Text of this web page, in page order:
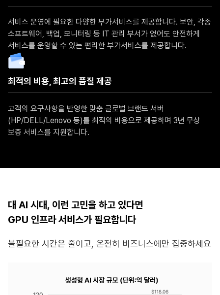
서비스 운영에 필요한 다양한 부가서비스를 제공합니다. 보안, 각종
소프트웨어, 백업, 모니터링 등 IT 관리 부서가 없어도 안전하게
서비스를 운영할 수 있는 편리한 부가서비스를 제공합니다.
최적의 비용, 최고의 품질 제공
고객의 요구사항을 반영한 맞춤 글로벌 브랜드 서버
(HP/DELL/Lenovo 등)를 최적의 비용으로 제공하며 3년 무상
보증 서비스를 지원합니다.
대 AI 시대, 이런 고민을 하고 있다면
GPU 인프라 서비스가 필요합니다
불필요한 시간은 줄이고, 온전히 비즈니스에만 집중하세요